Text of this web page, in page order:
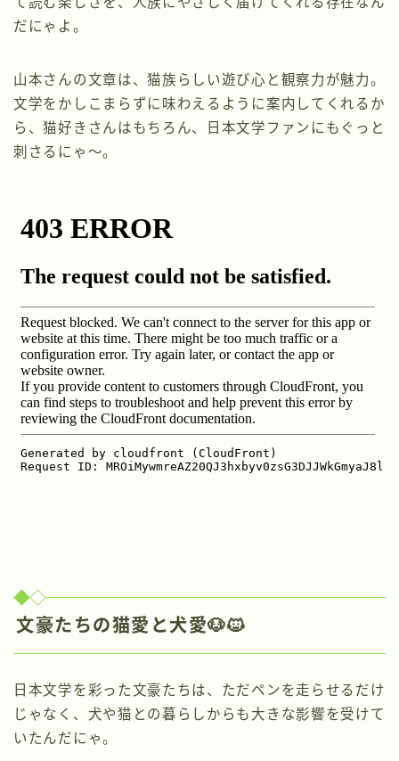
だにゃよ。
山本さんの文章は、猫族らしい遊び心と観察力が魅力。
文学をかしこまらずに味わえるように案内してくれるか
ら、猫好きさんはもちろん、日本文学ファンにもぐっと
刺さるにゃ〜。
文豪たちの猫愛と犬愛🐶🐱
日本文学を彩った文豪たちは、ただペンを走らせるだけ
じゃなく、犬や猫との暮らしからも大きな影響を受けて
いたんだにゃ。